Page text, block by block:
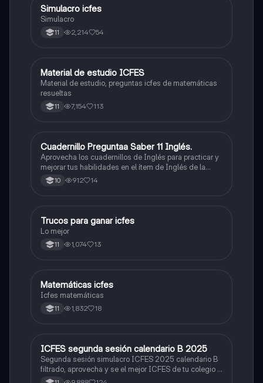
ICFES: Lectura Crítica
Simulacro icfes
Simulacro
11 2,214 54
ICFES: Matemáticas
Material de estudio ICFES
Material de estudio, preguntas icfes de matemáticas
resueltas
11 7,154 113
ICFES: Inglés
Cuadernillo Preguntaa Saber 11 Inglés.
Aprovecha los cuadernillos de Inglés para practicar y
mejorar tus habilidades en el ítem de Inglés de la
Prueba Saber 11. 🫡
10 912 14
Química
Trucos para ganar icfes
Lo mejor
11 1,074 13
ICFES: Matemáticas
Matemáticas icfes
Icfes matemáticas
11 1,832 18
ICFES: Lectura Crítica
ICFES segunda sesión calendario B 2025
Segunda sesión simulacro ICFES 2025 calendario B
filtrado, aprovecha y se el mejor ICFES de tu colegio y
poder ingresar a universidad, y estudiar aquella